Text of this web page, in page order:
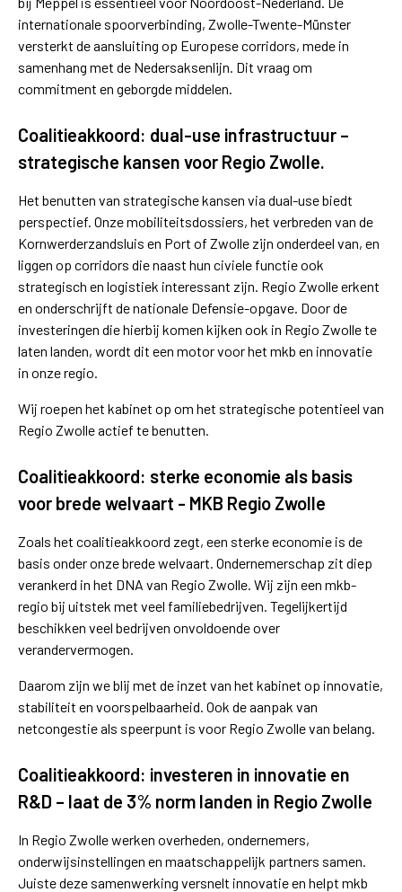
internationale spoorverbinding, Zwolle-Twente-Münster
versterkt de aansluiting op Europese corridors, mede in
samenhang met de Nedersaksenlijn. Dit vraag om
commitment en geborgde middelen.
Coalitieakkoord: dual-use infrastructuur –
strategische kansen voor Regio Zwolle.
Het benutten van strategische kansen via dual-use biedt
perspectief. Onze mobiliteitsdossiers, het verbreden van de
Kornwerderzandsluis en Port of Zwolle zijn onderdeel van, en
liggen op corridors die naast hun civiele functie ook
strategisch en logistiek interessant zijn. Regio Zwolle erkent
en onderschrijft de nationale Defensie-opgave. Door de
investeringen die hierbij komen kijken ook in Regio Zwolle te
laten landen, wordt dit een motor voor het mkb en innovatie
in onze regio.
Wij roepen het kabinet op om het strategische potentieel van
Regio Zwolle actief te benutten.
Coalitieakkoord: sterke economie als basis
voor brede welvaart - MKB Regio Zwolle
Zoals het coalitieakkoord zegt, een sterke economie is de
basis onder onze brede welvaart. Ondernemerschap zit diep
verankerd in het DNA van Regio Zwolle. Wij zijn een mkb-
regio bij uitstek met veel familiebedrijven. Tegelijkertijd
beschikken veel bedrijven onvoldoende over
verandervermogen.
Daarom zijn we blij met de inzet van het kabinet op innovatie,
stabiliteit en voorspelbaarheid. Ook de aanpak van
netcongestie als speerpunt is voor Regio Zwolle van belang.
Coalitieakkoord: investeren in innovatie en
R&D – laat de 3% norm landen in Regio Zwolle
In Regio Zwolle werken overheden, ondernemers,
onderwijsinstellingen en maatschappelijk partners samen.
Juiste deze samenwerking versnelt innovatie en helpt mkb